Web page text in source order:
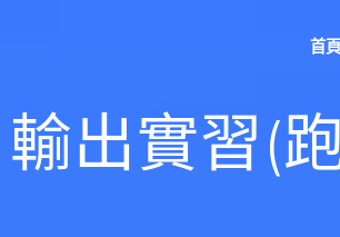
首頁
出實習(